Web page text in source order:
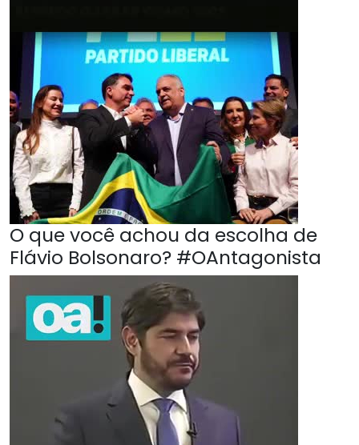
O que você achou da escolha de
Flávio Bolsonaro? #OAntagonista